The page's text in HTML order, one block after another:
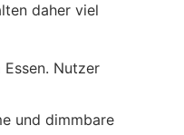
daher viel
Nutzer
und dimmbare